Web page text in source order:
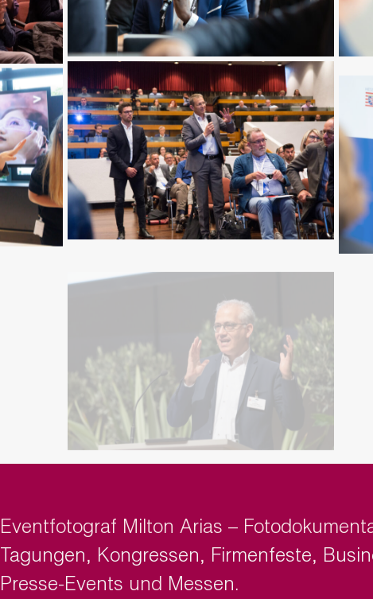
Eventfotograf Milton Arias –
Tagungen, Kongressen, Firmenfeste,
Presse-Events und Messen.